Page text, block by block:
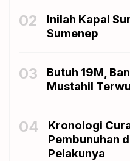
02
Inilah Kapal
Sumenep
03
Butuh 19M,
Mustahil
04
Kronologi
Pembunuhan
Pelakunya